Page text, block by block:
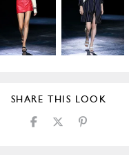
SHARE THIS LOOK